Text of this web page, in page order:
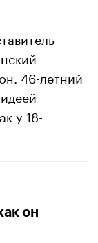
. 46-летний
у 18-
он